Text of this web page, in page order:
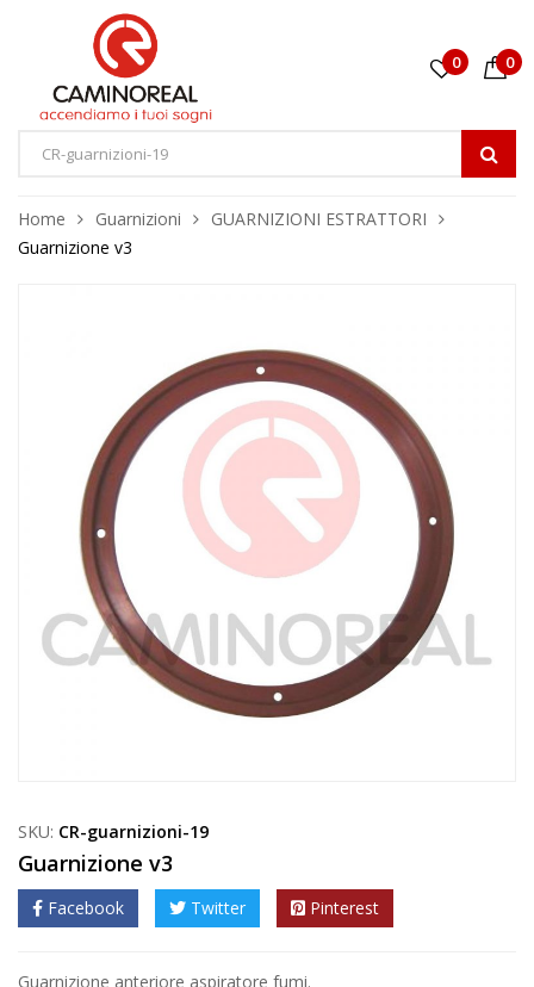
0 0
Home Guarnizioni
GUARNIZIONI ESTRATTORI
Guarnizione v3
SKU: CR-guarnizioni-19
Guarnizione v3
Facebook Twitter Pinterest
Guarnizione anteriore aspiratore fumi.